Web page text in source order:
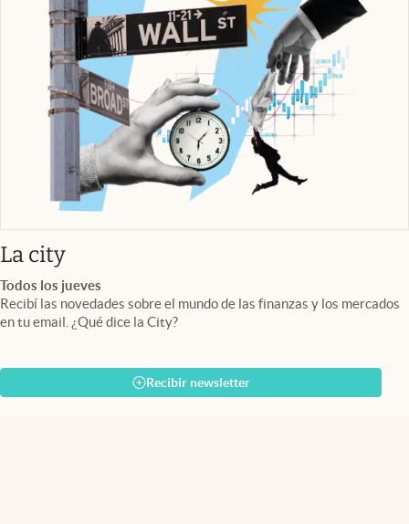
La cityabre en nueva pestaña
Todos los jueves
Recibí las novedades sobre el mundo de las finanzas y los mercados
en tu email. ¿Qué dice la City?
Recibir newsletter